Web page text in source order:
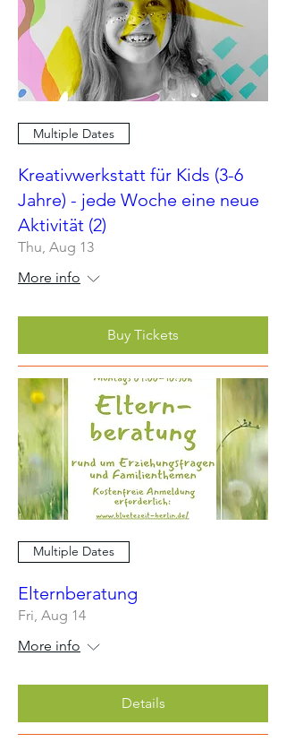
Multiple Dates
Kreativwerkstatt für Kids (3-6
Jahre) - jede Woche eine neue
Aktivität (2)
Thu, Aug 13
More info
Buy Tickets
Multiple Dates
Elternberatung
Fri, Aug 14
More info
Details